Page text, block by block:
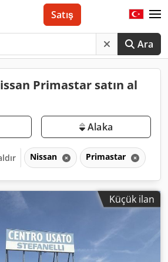
Ara
Satış
Primastar satın al
Alaka
Nissan Primastar
Küçük ilan